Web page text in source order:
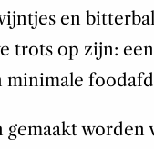
en
trots op zijn:
worden